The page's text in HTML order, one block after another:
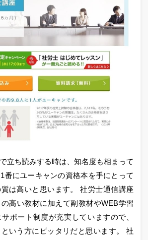
立ち読みする時は、知名度も相まって
番にユーキャンの資格本を手にとって
は高いと思います。 社労士通信講座
高い教材に加えて副教材やWEB学習
ポート制度が充実していますので、
という方にピッタリだと思います。 社